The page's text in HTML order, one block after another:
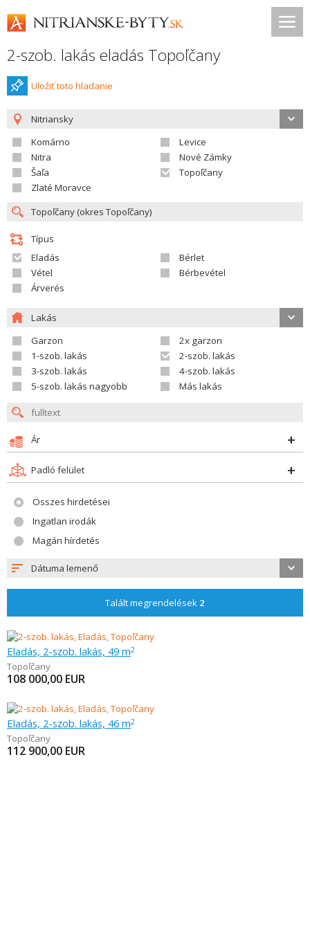
2-szob. lakás eladás Topoľčany
Uložiť toto hladanie
Nitriansky
Komárno
Levice
Nitra
Nové Zámky
Šaľa
Topoľčany
Zlaté Moravce
Típus
Eladás
Bérlet
Vétel
Bérbevétel
Árverés
Lakás
Garzon
2x garzon
1-szob. lakás
2-szob. lakás
3-szob. lakás
4-szob. lakás
5-szob. lakás nagyobb
Más lakás
Ár
Padló felület
Összes hirdetései
Ingatlan irodák
Magán hírdetés
Dátuma lemenő
Talált megrendelések 2
Eladás, 2-szob. lakás, 49 m2
Topoľčany
108 000,00 EUR
Eladás, 2-szob. lakás, 46 m2
Topoľčany
112 900,00 EUR